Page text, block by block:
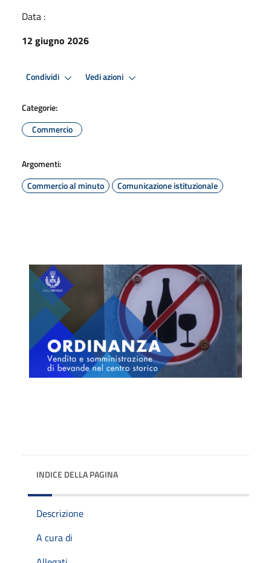
Data :
12 giugno 2026
Condividi Vedi azioni
Categorie:
Commercio
Argomenti:
Commercio al minuto
Comunicazione istituzionale
INDICE DELLA PAGINA
Descrizione
A cura di